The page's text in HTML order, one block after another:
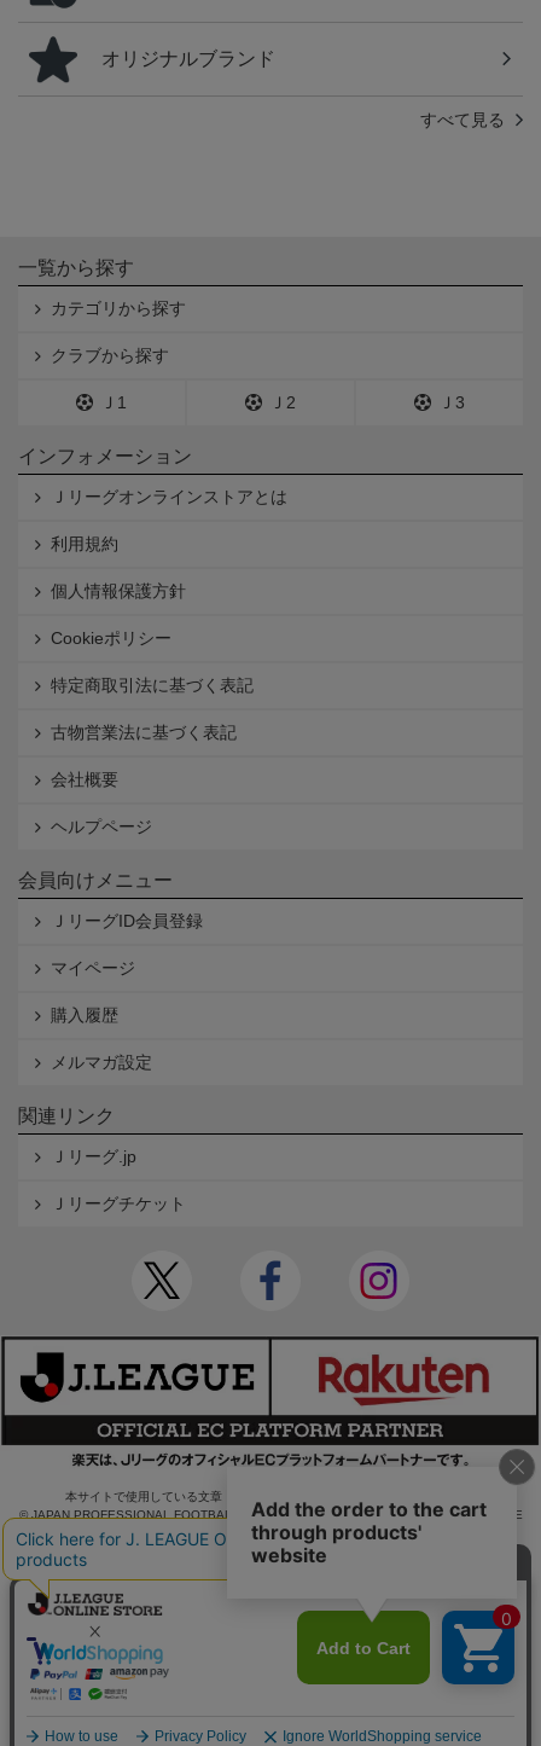
オリジナルブランド
すべて見る
一覧から探す
カテゴリから探す
クラブから探す
Ｊ1 Ｊ2 Ｊ3
インフォメーション
Ｊリーグオンラインストアとは
利用規約
個人情報保護方針
Cookieポリシー
特定商取引法に基づく表記
古物営業法に基づく表記
会社概要
ヘルプページ
会員向けメニュー
ＪリーグID会員登録
マイページ
購入履歴
メルマガ設定
関連リンク
Ｊリーグ.jp
Ｊリーグチケット
本サイトで使用している文章・画像等の無断での複製・転載を禁止します。
© JAPAN PROFESSIONAL FOOTBALL LEAGUE Rakuten Group, Inc. ALL RIGHTS RE
SERVED.